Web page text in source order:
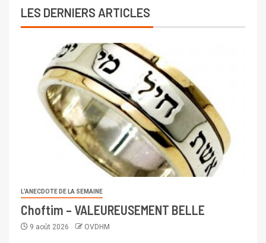
LES DERNIERS ARTICLES
L’ANECDOTE DE LA SEMAINE
Choftim – VALEUREUSEMENT BELLE
9 août 2026 OVDHM